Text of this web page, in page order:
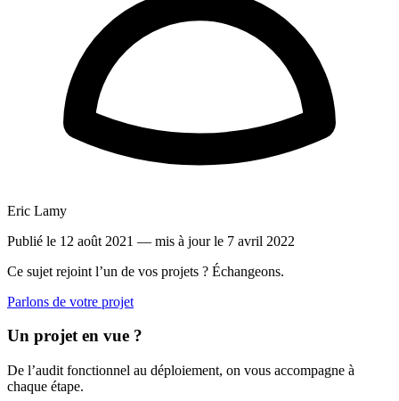
Eric Lamy
Publié le 12 août 2021 — mis à jour le 7 avril 2022
Ce sujet rejoint l’un de vos projets ? Échangeons.
Parlons de votre projet
Un projet en vue ?
De l’audit fonctionnel au déploiement, on vous accompagne à
chaque étape.